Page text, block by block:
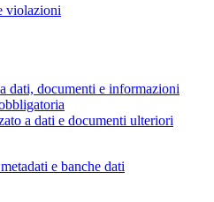
violazioni
dati, documenti e informazioni
a dati e documenti ulteriori
e banche dati